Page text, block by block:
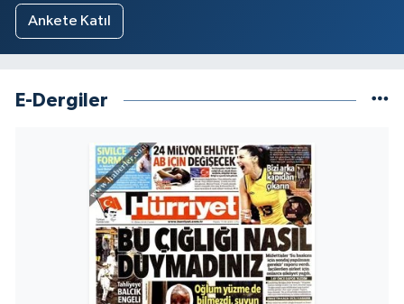
Ankete Katıl
E-Dergiler